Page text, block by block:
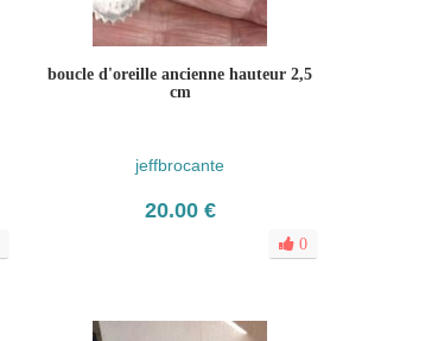
boucle d'oreille ancienne hauteur 2,5
cm
jeffbrocante
20.00 €
0